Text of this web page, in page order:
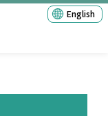
English